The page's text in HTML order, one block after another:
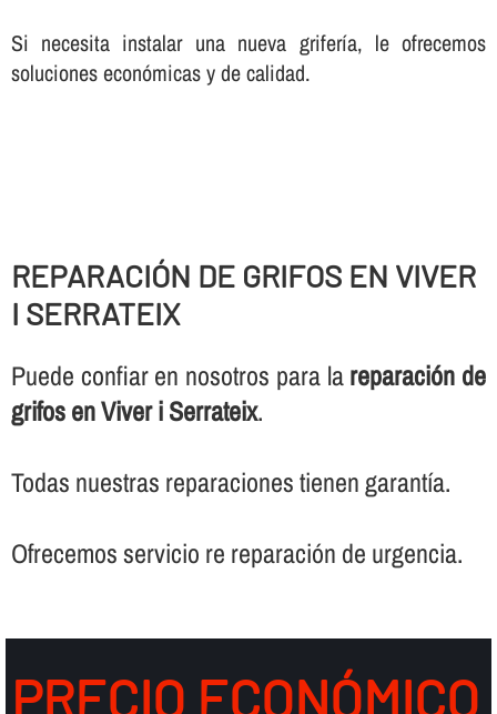
Si necesita instalar una nueva griferí­a, le ofrecemos
soluciones económicas y de calidad.
REPARACIÓN DE GRIFOS EN VIVER
I SERRATEIX
Puede confiar en nosotros para lareparación de
grifos en Viver i Serrateix.
Todas nuestras reparaciones tienen garantí­a.
Ofrecemos servicio re reparación de urgencia.
PRECIO ECONÓMICO